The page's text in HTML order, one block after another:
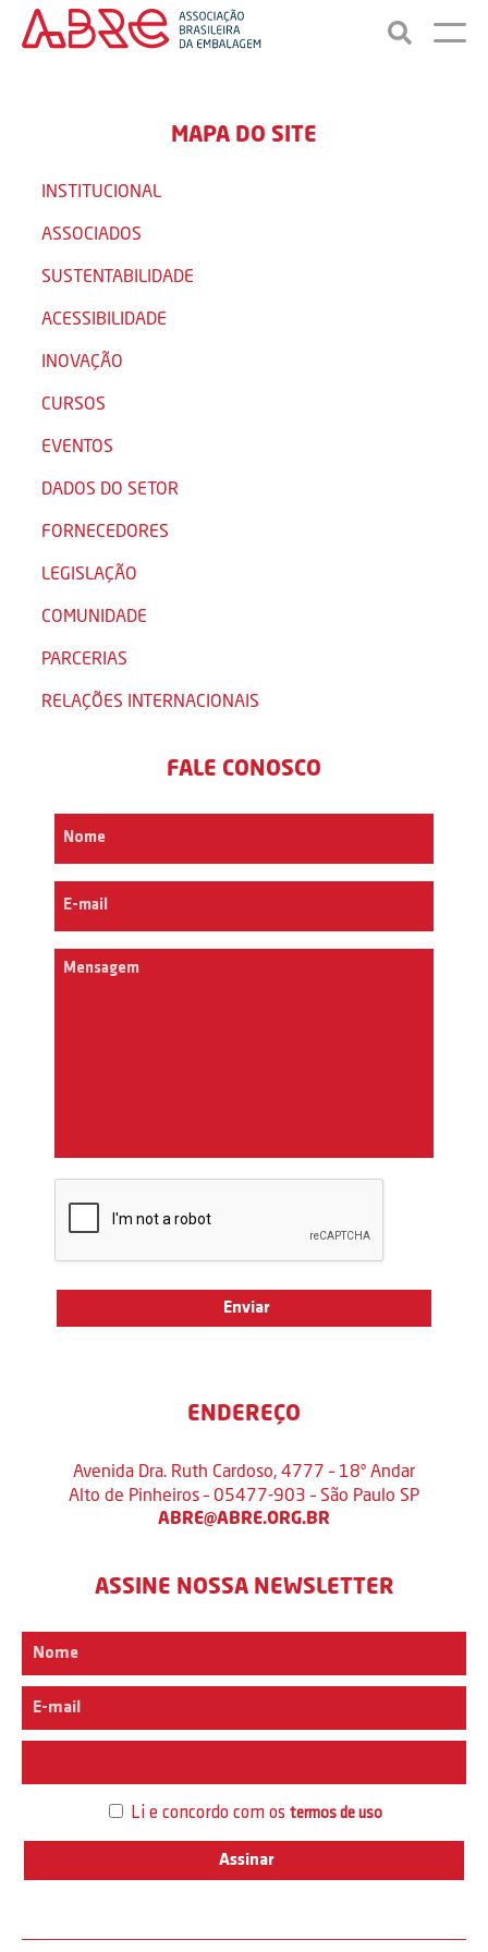
MAPA DO SITE
INSTITUCIONAL
ASSOCIADOS
SUSTENTABILIDADE
ACESSIBILIDADE
INOVAÇÃO
CURSOS
EVENTOS
DADOS DO SETOR
FORNECEDORES
LEGISLAÇÃO
COMUNIDADE
PARCERIAS
RELAÇÕES INTERNACIONAIS
FALE CONOSCO
ENDEREÇO
Avenida Dra. Ruth Cardoso, 4777 – 18º Andar
Alto de Pinheiros – 05477-903 – São Paulo SP
ABRE@ABRE.ORG.BR
ASSINE NOSSA NEWSLETTER
Li e concordo com os termos de uso